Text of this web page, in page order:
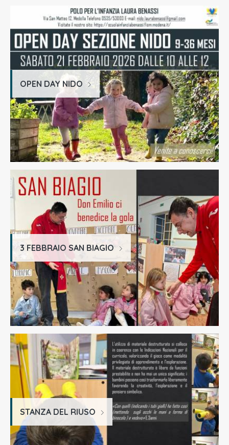
OPEN DAY NIDO
3 FEBBRAIO SAN BIAGIO
STANZA DEL RIUSO